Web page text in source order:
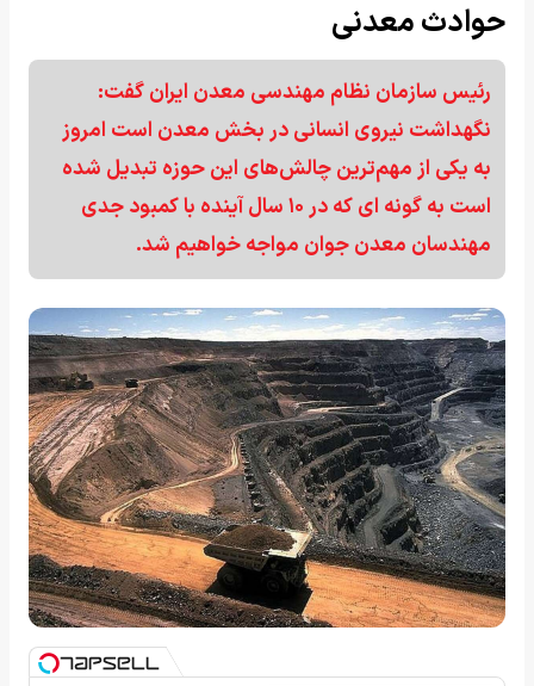
حوادث معدنی
رئیس سازمان نظام مهندسی معدن ایران گفت:
نگهداشت نیروی انسانی در بخش معدن است امروز
به یکی از مهم‌ترین چالش‌های این حوزه تبدیل شده
است به گونه ای که در ۱۰ سال آینده با کمبود جدی
مهندسان معدن جوان مواجه خواهیم شد.